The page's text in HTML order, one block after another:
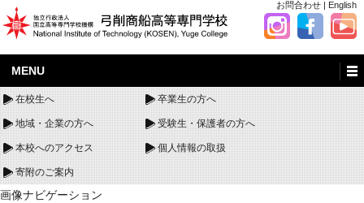
お問合わせ | English
MENU
在校生へ 卒業生の方へ
地域・企業の方へ 受験生・保護者の方へ
本校へのアクセス 個人情報の取扱
寄附のご案内
画像ナビゲーション